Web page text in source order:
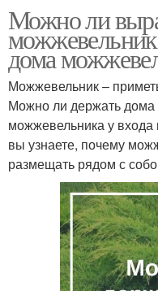
Можно ли
дома
Можжевельник –
Можно ли держать
можжевельника у
вы узнаете, почему
размещать рядом с